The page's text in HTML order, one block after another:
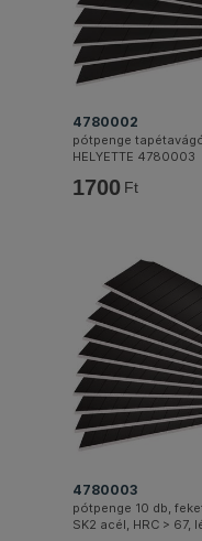
4780002
pótpenge
HELYETTE 4780003
1700 Ft
4780003
pótpenge 10 db,
SK2 acél, HRC > 67,